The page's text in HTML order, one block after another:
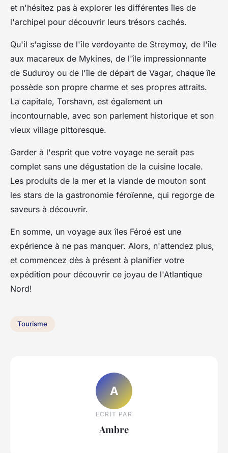
et n'hésitez pas à explorer les différentes îles de
l'archipel pour découvrir leurs trésors cachés.
Qu'il s'agisse de l'île verdoyante de Streymoy, de l'île
aux macareux de Mykines, de l'île impressionnante
de Suduroy ou de l'île de départ de Vagar, chaque île
possède son propre charme et ses propres attraits.
La capitale, Torshavn, est également un
incontournable, avec son parlement historique et son
vieux village pittoresque.
Garder à l'esprit que votre voyage ne serait pas
complet sans une dégustation de la cuisine locale.
Les produits de la mer et la viande de mouton sont
les stars de la gastronomie féroïenne, qui regorge de
saveurs à découvrir.
En somme, un voyage aux îles Féroé est une
expérience à ne pas manquer. Alors, n'attendez plus,
et commencez dès à présent à planifier votre
expédition pour découvrir ce joyau de l'Atlantique
Nord!
Tourisme
A
ECRIT PAR
Ambre